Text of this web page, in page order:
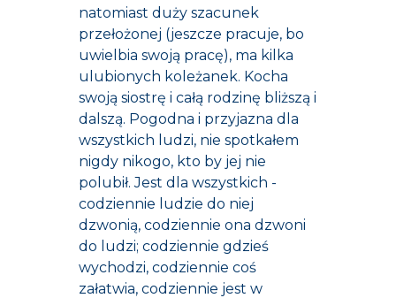
natomiast duży szacunek
przełożonej (jeszcze pracuje, bo
uwielbia swoją pracę), ma kilka
ulubionych koleżanek. Kocha
swoją siostrę i całą rodzinę bliższą i
dalszą. Pogodna i przyjazna dla
wszystkich ludzi, nie spotkałem
nigdy nikogo, kto by jej nie
polubił. Jest dla wszystkich -
codziennie ludzie do niej
dzwonią, codziennie ona dzwoni
do ludzi; codziennie gdzieś
wychodzi, codziennie coś
załatwia, codziennie jest w